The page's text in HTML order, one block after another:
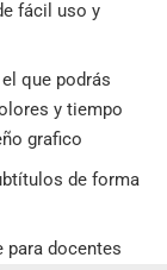
fácil uso y
que podrás
y tiempo
grafico
de forma
para docentes